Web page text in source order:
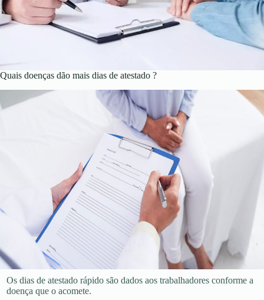
Quais doenças dão mais dias de atestado ?
Os dias de atestado rápido são dados aos trabalhadores conforme a
doença que o acomete.